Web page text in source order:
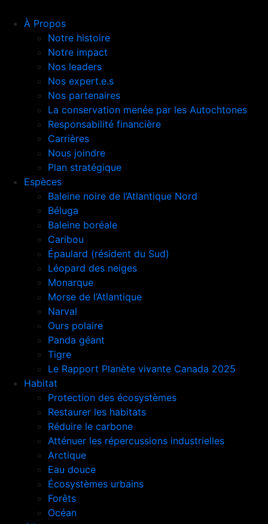
À Propos
Notre histoire
Notre impact
Nos leaders
Nos expert.e.s
Nos partenaires
La conservation menée par les Autochtones
Responsabilité financière
Carrières
Nous joindre
Plan stratégique
Espèces
Baleine noire de l’Atlantique Nord
Béluga
Baleine boréale
Caribou
Épaulard (résident du Sud)
Léopard des neiges
Monarque
Morse de l’Atlantique
Narval
Ours polaire
Panda géant
Tigre
Le Rapport Planète vivante Canada 2025
Habitat
Protection des écosystèmes
Restaurer les habitats
Réduire le carbone
Atténuer les répercussions industrielles
Arctique
Eau douce
Écosystèmes urbains
Forêts
Océan